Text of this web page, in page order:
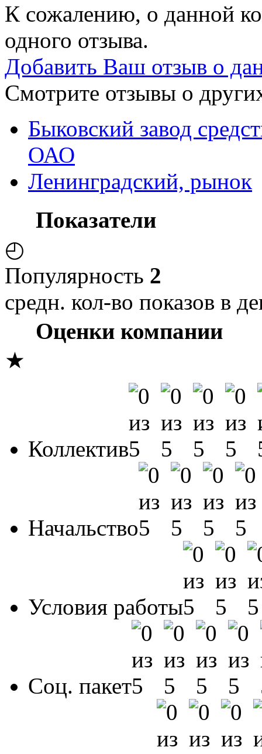
К сожалению, о данной
одного отзыва.
Добавить Ваш отзыв о
Смотрите отзывы о
Быковский завод
ОАО
Ленинградский, рынок
Показатели
◴
Популярность 2
средн. кол-во показов в
Оценки компании
★
Коллектив
Начальство
Условия работы
Соц. пакет